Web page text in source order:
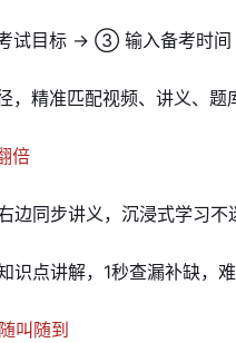
目标 → ③ 输入备考时间
，精准匹配视频、讲义、题
倍
边同步讲义，沉浸式学习不
识点讲解，1秒查漏补缺，
叫随到